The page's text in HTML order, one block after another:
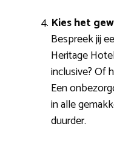
Kies het
Bespreek jij
Heritage
inclusive? Of
Een
in alle
duurder.